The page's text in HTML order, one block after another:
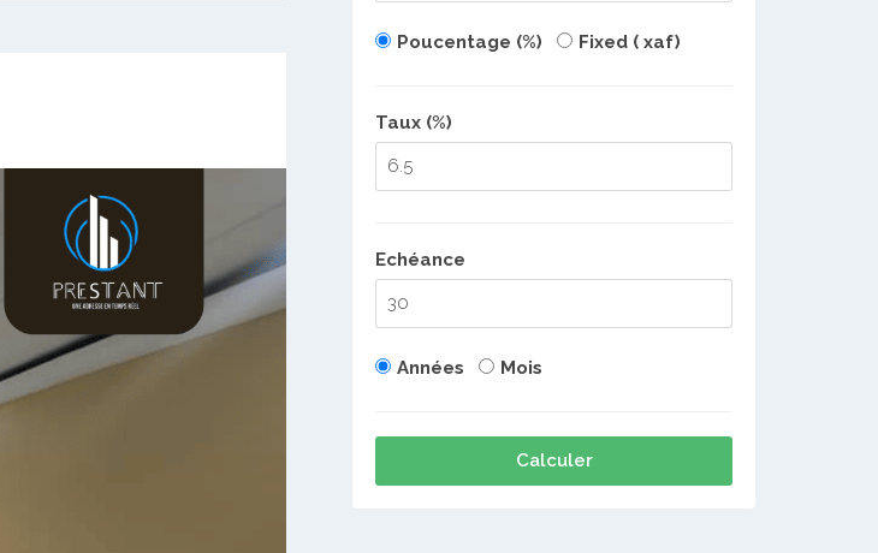
Poucentage (%) Fixed ( xaf)
Taux (%)
Echéance
Années Mois
Calculer